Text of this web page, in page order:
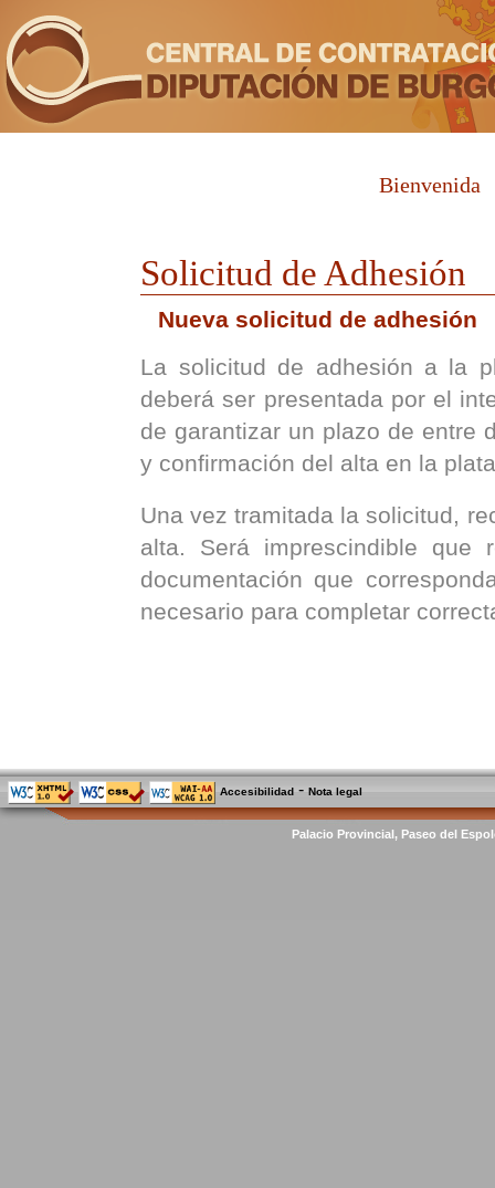
Bienvenida
Solicitud de Adhesión
Nueva solicitud de adhesión
La solicitud de adhesión a la
deberá ser presentada por el
de garantizar un plazo de entre
y confirmación del alta en la
Una vez tramitada la solicitud,
alta. Será imprescindible que
documentación que
necesario para completar
Accesibilidad -Nota legal
Palacio Provincial, Paseo del